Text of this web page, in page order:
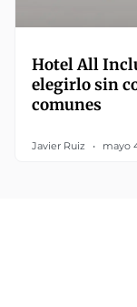
Hotel All
elegirlo sin
comunes
Javier Ruiz mayo